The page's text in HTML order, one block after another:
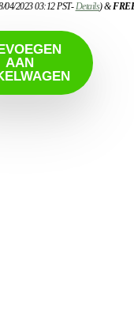
04/2023 03:12 PST-Details)&
AAN